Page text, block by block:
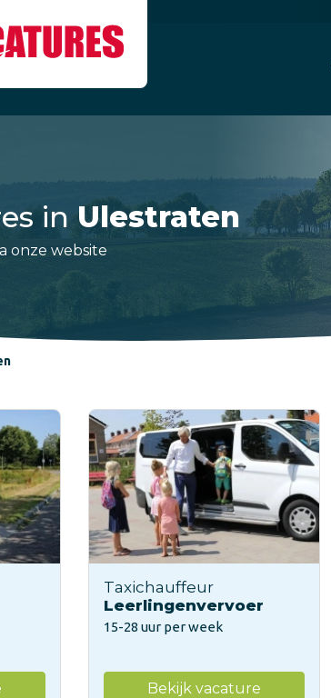
inUlestraten
onze website
Taxichauffeur
Leerlingenvervoer
15-28 uur per week
Bekijk vacature